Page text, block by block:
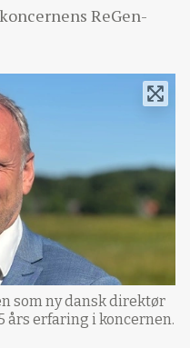
ReGen-
som ny dansk direktør
års erfaring i koncernen.